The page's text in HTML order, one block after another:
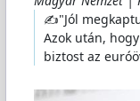
✍️"Jól
Azok után,
biztost az